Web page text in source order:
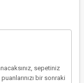
sepetiniz
bir sonraki